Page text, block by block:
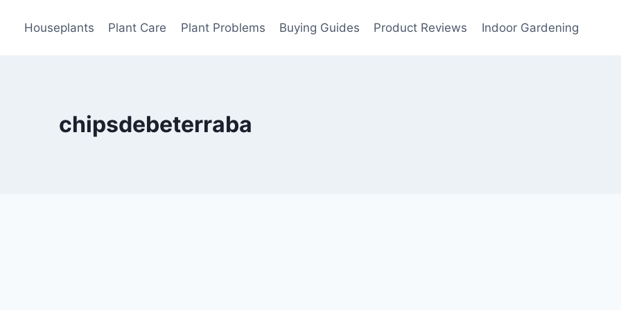
Houseplants Plant Care Plant Problems Buying Guides Product Reviews Indoor Gardening
chipsdebeterraba